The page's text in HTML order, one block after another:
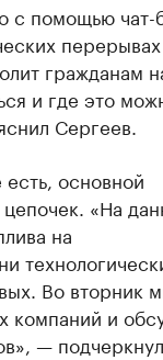
с помощью чат-
гражданам
и где это
Сергеев.
основной
«На
на
Во вторник
компаний и
— подчеркнул